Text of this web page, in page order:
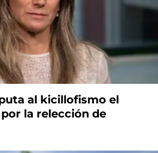
al kicillofismo el
la relección de